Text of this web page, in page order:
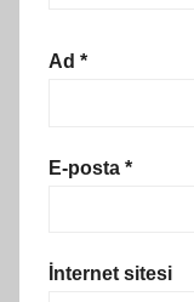
Ad *
E-posta *
İnternet sitesi